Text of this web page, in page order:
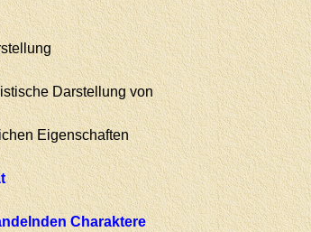
Darstellung von
Eigenschaften
Charaktere